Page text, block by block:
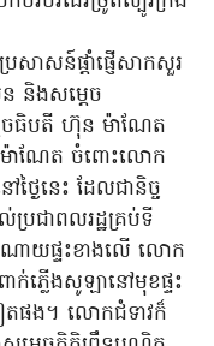
សាសន៍ផ្តាំផ្ញើសាកសួរ
និងសម្តេច
េចធិបតី ហ៊ុន ម៉ាណែត
ម៉ាណែត ចំពោះលោក
ៃនេះ ដែលជានិច្ច
រជាពលរដ្ឋគ្រប់ទី
ណោយផ្ទះខាងលើ លោក
ក់ភ្លើងសូឡានៅមុខផ្ទះ
តផង។ លោកជំទាវក៏